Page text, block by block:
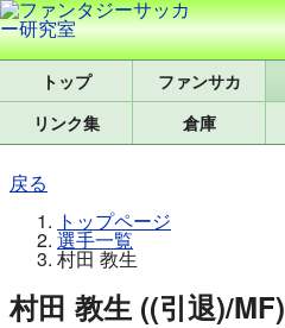
トップ
リンク集
倉庫
戻る
トップページ
選手一覧
村田 教生
村田 教生 ((引退)/MF)